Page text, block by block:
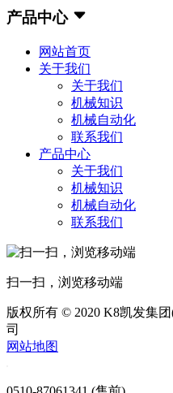
产品中心
网站首页
关于我们
关于我们
机械知识
机械自动化
联系我们
产品中心
关于我们
机械知识
机械自动化
联系我们
扫一扫，浏览移动端
版权所有 © 2020 K8凯发集
司
网站地图